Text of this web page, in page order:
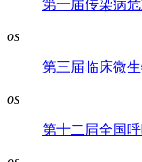
第一届传染病
os
第三届临床微
os
第十二届全国